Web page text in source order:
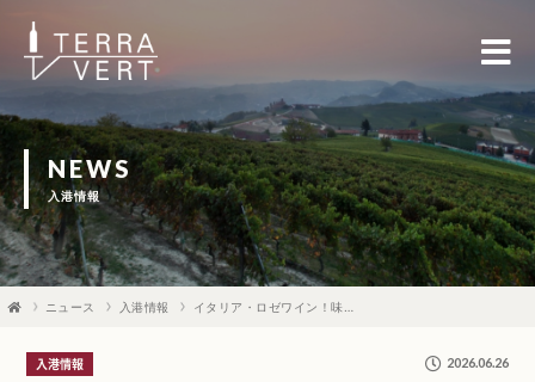
NEWS
入港情報
ニュース 入港情報
入港情報 2026.06.26